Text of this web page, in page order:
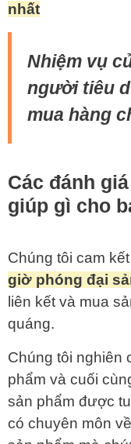
nhất
Nhiệm vụ
người tiêu
mua hàng
Các đánh
giúp gì cho
Chúng tôi cam
giờ phóng đại
liên kết và mua
quáng.
Chúng tôi nghiên
phẩm và cuối
sản phẩm được
có chuyên môn